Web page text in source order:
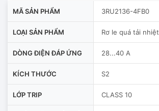
MÃ SẢN PHẨM 3RU2136-4FB0
LOẠI SẢN PHẨM Rơ le quá tải nhiệt
DÒNG ĐIỆN ĐÁP ỨNG 28...40 A
KÍCH THƯỚC S2
LỚP TRIP CLASS 10